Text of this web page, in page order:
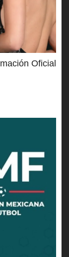
Oficial